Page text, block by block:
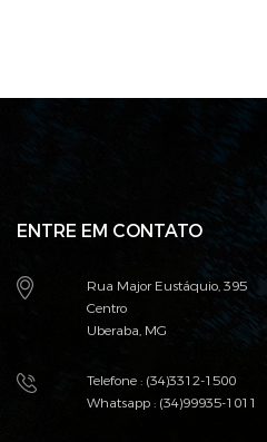
ENTRE EM CONTATO
Rua Major Eustáquio, 395
Centro
Uberaba, MG
Telefone : (34)3312-1500
Whatsapp : (34)99935-1011